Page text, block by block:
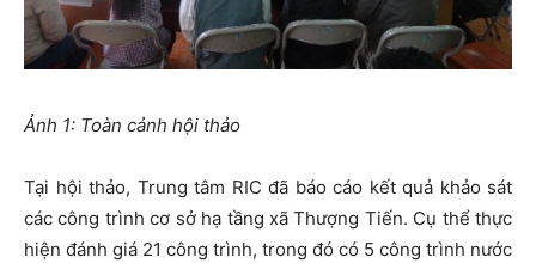
Ảnh 1: Toàn cảnh hội thảo
Tại hội thảo, Trung tâm RIC đã báo cáo kết quả khảo sát
các công trình cơ sở hạ tầng xã Thượng Tiến. Cụ thể thực
hiện đánh giá 21 công trình, trong đó có 5 công trình nước